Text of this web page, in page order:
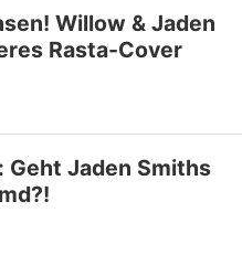
Willow & Jaden
Rasta-Cover
Geht Jaden Smiths